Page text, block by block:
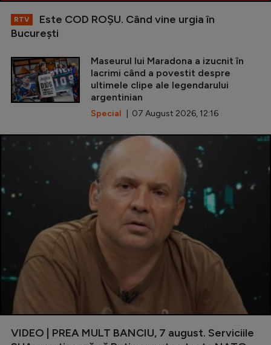
RTV
Este COD ROŞU. Când vine urgia în
Bucureşti
Maseurul lui Maradona a izucnit în
lacrimi când a povestit despre
ultimele clipe ale legendarului
argentinian
Special | 07 August 2026, 12:16
VIDEO | PREA MULT BANCIU, 7 august. Serviciile